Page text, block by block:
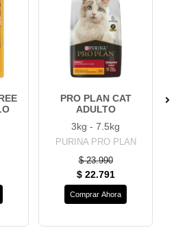
PRO PLAN CAT
ADULTO
3kg - 7.5kg
PURINA PRO PLAN
$ 23.990
$ 22.791
Comprar Ahora